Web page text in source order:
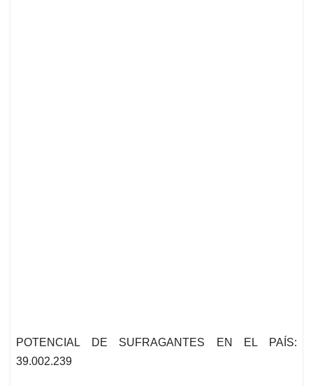
POTENCIAL DE SUFRAGANTES EN EL PAÍS:
39.002.239